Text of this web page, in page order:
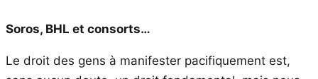
Soros, BHL et consorts…
Le droit des gens à manifester pacifiquement est,